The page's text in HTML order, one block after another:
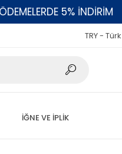
5% İNDİRİM
TRY -
İĞNE VE İPLİK